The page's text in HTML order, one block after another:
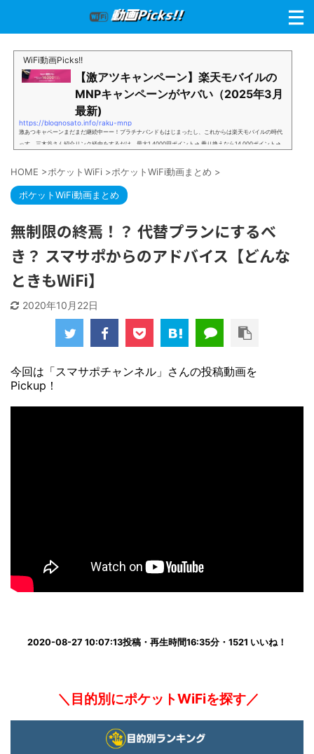
WiFi動画Picks!!
【激アツキャンペーン】楽天モバイルの
MNPキャンペーンがヤバい（2025年3月
最新)
https://blognosato.info/raku-mnp
激あつキャペーンまだまだ継続中ーー！プラチナバンドもはじまったし、これからは楽天モバイルの時代
っす。三木谷さん紹介リンク経由をするだけ。最大1,4000円ポイント→ 乗り換えなら14,000ポイント→
谷さんキャンペーン／2回線目以降でもOK再契約でもでもOK背水の陣の楽天モバイル。ついに「最後の賭
別招待ページから楽天モバイ...
HOME >ポケットWiFi >ポケットWiFi動画まとめ >
ポケットWiFi動画まとめ
無制限の終焉！？ 代替プランにするべ
き？ スマサポからのアドバイス【どんな
ときもWiFi】
2020年10月22日
今回は「スマサポチャンネル」さんの投稿動画を
Pickup！
2020-08-27 10:07:13投稿・再生時間16:35分・1521 いいね！
＼目的別にポケットWiFiを探す／